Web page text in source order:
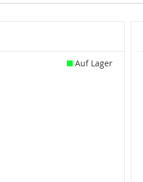
Auf Lager